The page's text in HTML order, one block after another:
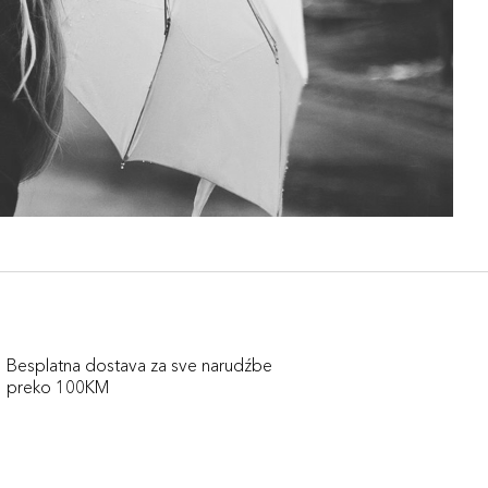
Besplatna dostava za sve narudźbe
preko 100KM